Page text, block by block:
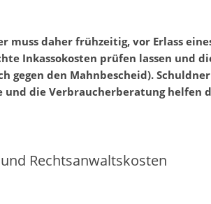
muss daher frühzeitig, vor Erlass
Inkassokosten prüfen lassen und
gegen den Mahnbescheid).
und die Verbraucherberatung helfen
Rechtsanwaltskosten